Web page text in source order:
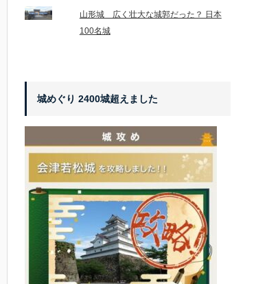
山形城 広く壮大な城郭だった？ 日本
100名城
城めぐり 2400城超えました